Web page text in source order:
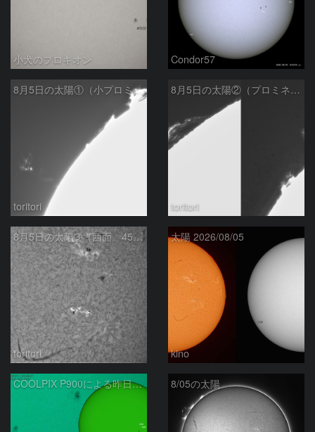
小犬のプロキオン Condor57
8月5日の太陽①（小プロミネン噴出 ）
toritori
8月5日の太陽②（プロミネンス北東縁 ）
toritori
8月5日の太陽➂（西面 4502 C1.7フレア ）
toritori
太陽 2026/08/05
kino
COOLPIX P900による昨日の太陽黒点：2026/08/04 8/05の太陽